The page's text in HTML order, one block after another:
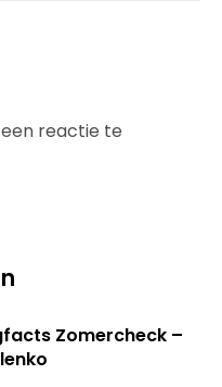
reactie te
Zomercheck –